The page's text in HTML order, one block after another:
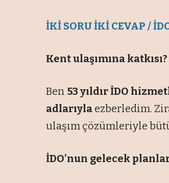
İKİ SORU İKİ CEVAP /
Kent ulaşımına katkısı?
Ben 53 yıldır İDO
adlarıyla ezberledim.
ulaşım çözümleriyle
İDO’nun gelecek